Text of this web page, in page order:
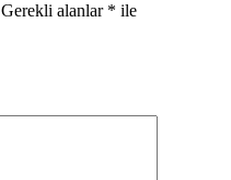
Gerekli alanlar * ile